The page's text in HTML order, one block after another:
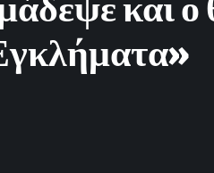
και ο